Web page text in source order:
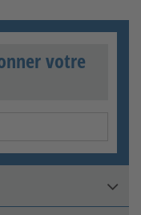
votre